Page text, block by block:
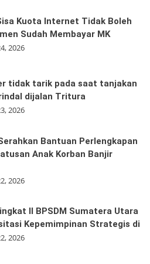
Kuota Internet Tidak Boleh
Sudah Membayar MK
2026
tidak tarik pada saat tanjakan
dijalan Tritura
2026
Bantuan Perlengkapan
Anak Korban Banjir
2026
II BPSDM Sumatera Utara
Kepemimpinan Strategis di
2026